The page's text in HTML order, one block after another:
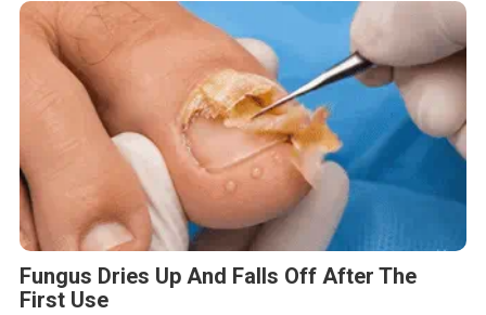
Fungus Dries Up And Falls Off After The
First Use